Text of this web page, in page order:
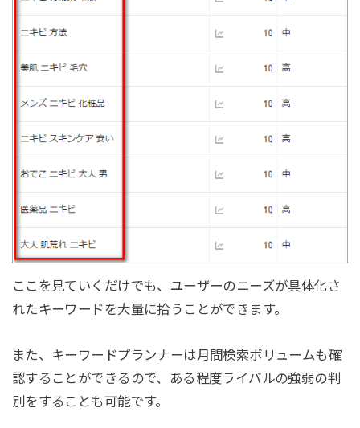
ここを見ていくだけでも、ユーザーのニーズが具体化さ
れたキーワードを大量に拾うことができます。
また、キーワードプランナーは月間検索ボリュームも確
認することができるので、ある程度ライバルの強弱の判
別をすることも可能です。